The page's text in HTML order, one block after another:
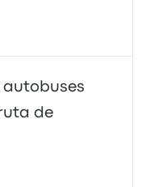
autobuses
de